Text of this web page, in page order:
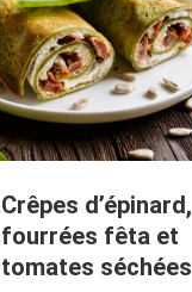
Crêpes d’épinard,
fourrées fêta et
tomates séchées